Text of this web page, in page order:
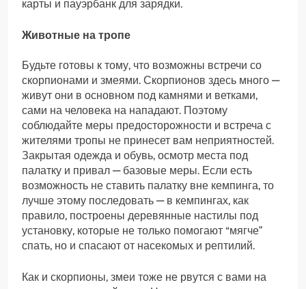
карты и пауэрбанк для зарядки.
Животные на тропе
Будьте готовы к тому, что возможны встречи со
скорпионами и змеями. Скорпионов здесь много —
живут они в основном под камнями и ветками,
сами на человека на нападают. Поэтому
соблюдайте меры предосторожности и встреча с
жителями тропы не принесет вам неприятностей.
Закрытая одежда и обувь, осмотр места под
палатку и привал — базовые меры. Если есть
возможность не ставить палатку вне кемпинга, то
лучше этому последовать — в кемпингах, как
правило, построены деревянные настилы под
установку, которые не только помогают “мягче”
спать, но и спасают от насекомых и рептилий.
Как и скорпионы, змеи тоже не рвутся с вами на